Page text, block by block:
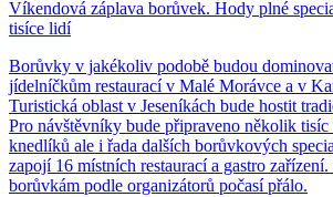
Víkendová záplava borůvek. Hody plné
tisíce lidí
Borůvky v jakékoliv podobě budou
jídelníčkům restaurací v Malé Morávce a v
Turistická oblast v Jeseníkách bude hostit
Pro návštěvníky bude připraveno několik
knedlíků ale i řada dalších borůvkových
zapojí 16 místních restaurací a gastro
borůvkám podle organizátorů počasí přálo.